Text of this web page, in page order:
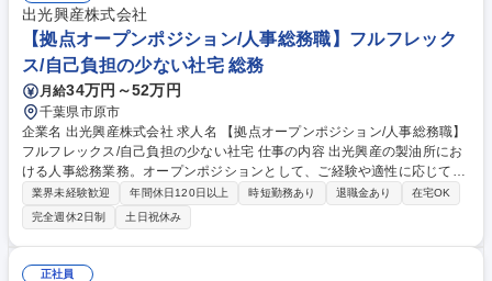
造・販売・サプライチェーンを擁し、将来的には専門職の極みだけでなく
海外拠点や他部門のマネジャーなど柔軟なキャリア形成が可能です。 募集
職種 PA【東京/製品安全担当(海外化学物質規制対応)】手当充実/フレック
ス
出光興産株式会社
【拠点オープンポジション/人事総務職】フルフレック
ス/自己負担の少ない社宅 総務
月給34万円～52万円
千葉県市原市
企業名 出光興産株式会社 求人名 【拠点オープンポジション/人事総務職】
フルフレックス/自己負担の少ない社宅 仕事の内容 出光興産の製油所にお
ける人事総務業務。オープンポジションとして、ご経験や適性に応じて
「人事(労務・採用等)」や「総務(安全衛生・地域対応等)」などの実務を
中心にお任せいたします。 【詳細】ご経験に応じ業務をお任せしていきま
す。 ■人事：従業員の勤怠管理、給与計算、社会保険手続き、採用活動、
研修の企画・運営、福利厚生の管理 ■総務：製油所内の安全衛生管理、備
品・施設の維持管理、協力会社や近隣地域・行政との折衝・窓口対応、社
業界未経験歓迎 年間休日120日以上 時短勤務あり 退職金あり
在宅OK
完全週休2日制
土日祝休み
正社員